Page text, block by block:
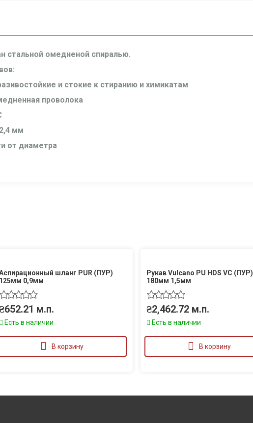
стальной омедненой спиралью.
и стокие к стиранию и химикатам
проволока
мм
от диаметра
шланг PUR (ПУР)
125мм 0,9мм
652.21 м.п.
Есть в наличии
В корзину
Рукав Vulcano PU HDS VC (ПУР)
180мм 1,5мм
₴2,462.72 м.п.
Есть в наличии
В корзину